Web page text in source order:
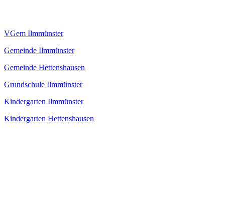
VGem Ilmmünster
Gemeinde Ilmmünster
Gemeinde Hettenshausen
Grundschule Ilmmünster
Kindergarten Ilmmünster
Kindergarten Hettenshausen